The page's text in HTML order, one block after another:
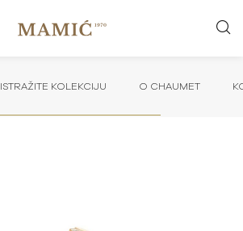
ISTRAŽITE KOLEKCIJU O CHAUMET